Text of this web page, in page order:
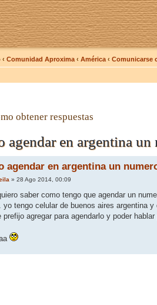
‹ Comunidad Aproxima ‹ América ‹ Comunicarse
obtener respuestas
agendar en argentina
agendar en argentina un
» 28 Ago 2014, 00:09
saber como tengo que agendar un
yo tengo celular de buenos aires argentina
prefijo agregar para agendarlo y poder